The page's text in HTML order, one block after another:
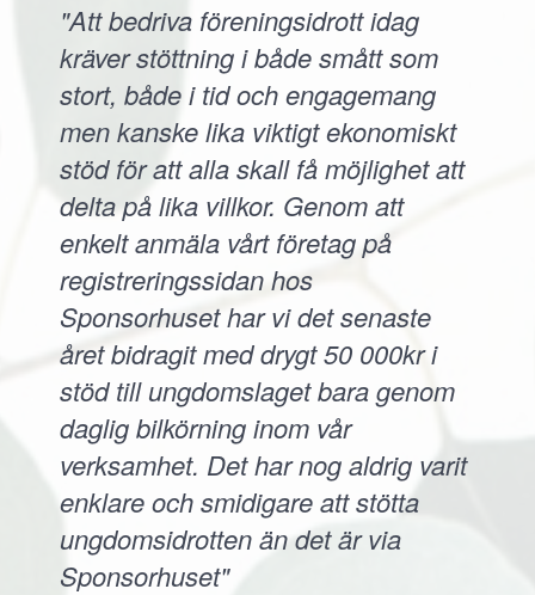
"Att bedriva föreningsidrott idag
kräver stöttning i både smått som
stort, både i tid och engagemang
men kanske lika viktigt ekonomiskt
stöd för att alla skall få möjlighet att
delta på lika villkor. Genom att
enkelt anmäla vårt företag på
registreringssidan hos
Sponsorhuset har vi det senaste
året bidragit med drygt 50 000kr i
stöd till ungdomslaget bara genom
daglig bilkörning inom vår
verksamhet. Det har nog aldrig varit
enklare och smidigare att stötta
ungdomsidrotten än det är via
Sponsorhuset"